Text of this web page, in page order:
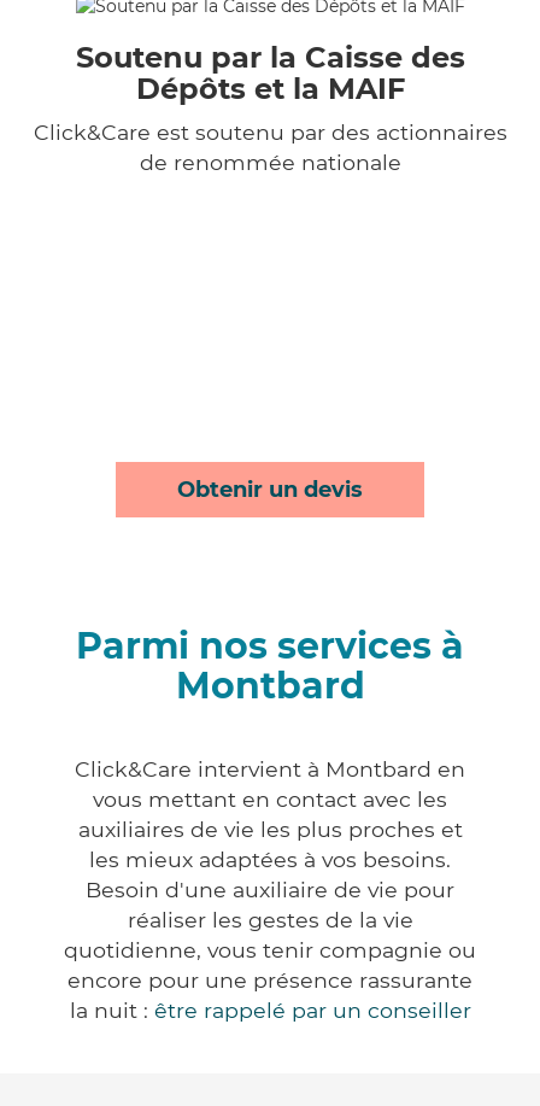
Soutenu par la Caisse des
Dépôts et la MAIF
Click&Care est soutenu par des actionnaires
de renommée nationale
Obtenir un devis
Parmi nos services à
Montbard
Click&Care intervient à Montbard en
vous mettant en contact avec les
auxiliaires de vie les plus proches et
les mieux adaptées à vos besoins.
Besoin d'une auxiliaire de vie pour
réaliser les gestes de la vie
quotidienne, vous tenir compagnie ou
encore pour une présence rassurante
la nuit : être rappelé par un conseiller